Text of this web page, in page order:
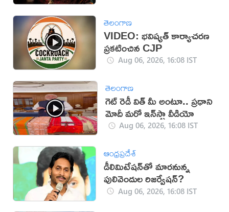
తెలంగాణ
VIDEO: భవిష్యత్ కార్యాచరణ
ప్రకటించిన CJP
Aug 06, 2026, 16:08 IST
తెలంగాణ
గెట్ రెడీ విత్ మీ అంటూ.. ప్రధాని
మోదీ మరో ఇన్‌స్టా వీడియో
Aug 06, 2026, 16:08 IST
ఆంధ్రప్రదేశ్
డీలిమిటేషన్‌తో మారనున్న
పులివెందుల రిజర్వేషన్?
Aug 06, 2026, 16:08 IST